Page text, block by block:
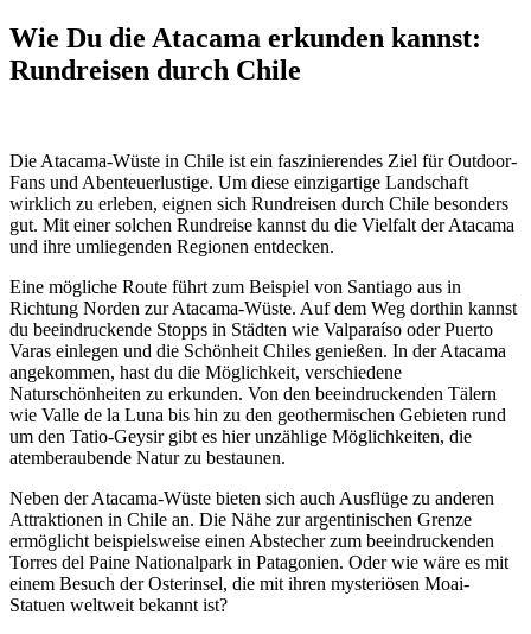
Wie Du die Atacama erkunden kannst:
Rundreisen durch Chile
Die Atacama-Wüste in Chile ist ein faszinierendes Ziel für Outdoor-
Fans und Abenteuerlustige. Um diese einzigartige Landschaft
wirklich zu erleben, eignen sich Rundreisen durch Chile besonders
gut. Mit einer solchen Rundreise kannst du die Vielfalt der Atacama
und ihre umliegenden Regionen entdecken.
Eine mögliche Route führt zum Beispiel von Santiago aus in
Richtung Norden zur Atacama-Wüste. Auf dem Weg dorthin kannst
du beeindruckende Stopps in Städten wie Valparaíso oder Puerto
Varas einlegen und die Schönheit Chiles genießen. In der Atacama
angekommen, hast du die Möglichkeit, verschiedene
Naturschönheiten zu erkunden. Von den beeindruckenden Tälern
wie Valle de la Luna bis hin zu den geothermischen Gebieten rund
um den Tatio-Geysir gibt es hier unzählige Möglichkeiten, die
atemberaubende Natur zu bestaunen.
Neben der Atacama-Wüste bieten sich auch Ausflüge zu anderen
Attraktionen in Chile an. Die Nähe zur argentinischen Grenze
ermöglicht beispielsweise einen Abstecher zum beeindruckenden
Torres del Paine Nationalpark in Patagonien. Oder wie wäre es mit
einem Besuch der Osterinsel, die mit ihren mysteriösen Moai-
Statuen weltweit bekannt ist?